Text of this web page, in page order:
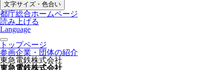
文字サイズ・色合い
都庁総合ホームページ
読み上げる
Language
トップページ
参画企業・団体の紹介
東急電鉄株式会社
東急電鉄株式会社